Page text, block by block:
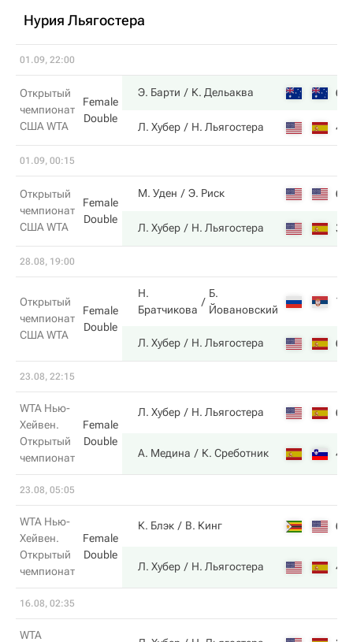
Нурия Льягостера
01.09, 22:00
Открытый
чемпионат
США WTA
Female
Double
Э. Барти К. Дельаква 6
Л. Хубер Н. Льягостера 4
01.09, 00:15
Открытый
чемпионат
США WTA
Female
Double
М. Уден Э. Риск 6
Л. Хубер Н. Льягостера 3
28.08, 19:00
Открытый
чемпионат
США WTA
Female
Double
Н.
Братчикова
Б.
Йовановский
1
Л. Хубер Н. Льягостера 6
23.08, 22:15
WTA Нью-
Хейвен.
Открытый
чемпионат
Female
Double
Л. Хубер Н. Льягостера 6
А. Медина К. Среботник 4
23.08, 05:05
WTA Нью-
Хейвен.
Открытый
чемпионат
Female
Double
К. Блэк В. Кинг 6
Л. Хубер Н. Льягостера 4
16.08, 02:35
WTA